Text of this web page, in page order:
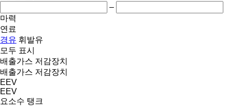
–
마력
연료
경유 휘발유
모두 표시
배출가스 저감장치
배출가스 저감장치
EEV
EEV
요소수 탱크